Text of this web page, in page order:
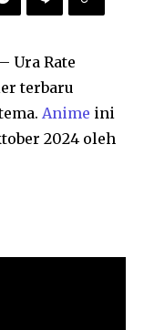
Ura Rate
terbaru
Anime ini
2024 oleh